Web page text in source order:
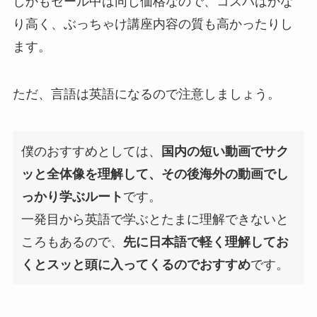
り高く、ぶっちゃけ講座内容の質も高かったりし
ます。
ただ、言語は英語になるので注意しましょう。
僕のおすすめとしては、
国内の短い動画でサク
ッと全体像を理解して、その後海外の動画でし
っかり学ぶルート です。
一発目から英語で学ぶとたまに理解できないと
ころもあるので、 先に日本語で軽く理解してお
くとスッと頭に入ってくるのでおすすめです。